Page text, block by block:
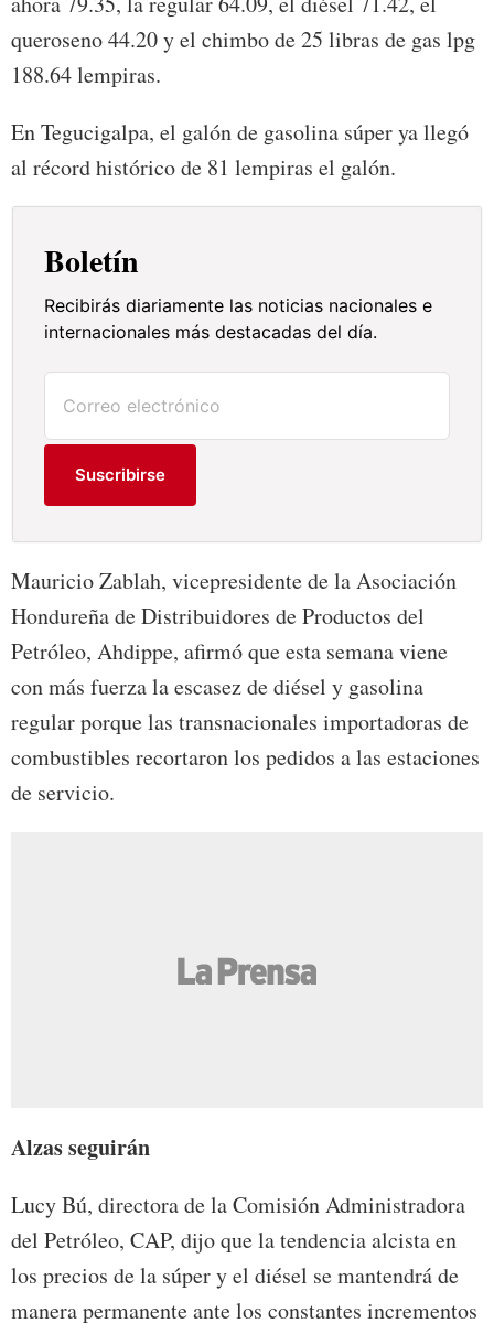
queroseno 44.20 y el chimbo de 25 libras de gas lpg
188.64 lempiras.
En Tegucigalpa, el galón de gasolina súper ya llegó
al récord histórico de 81 lempiras el galón.
Boletín
Recibirás diariamente las noticias nacionales e
internacionales más destacadas del día.
Suscribirse
Mauricio Zablah, vicepresidente de la Asociación
Hondureña de Distribuidores de Productos del
Petróleo, Ahdippe, afirmó que esta semana viene
con más fuerza la escasez de diésel y gasolina
regular porque las transnacionales importadoras de
combustibles recortaron los pedidos a las estaciones
de servicio.
Alzas seguirán
Lucy Bú, directora de la Comisión Administradora
del Petróleo, CAP, dijo que la tendencia alcista en
los precios de la súper y el diésel se mantendrá de
manera permanente ante los constantes incrementos